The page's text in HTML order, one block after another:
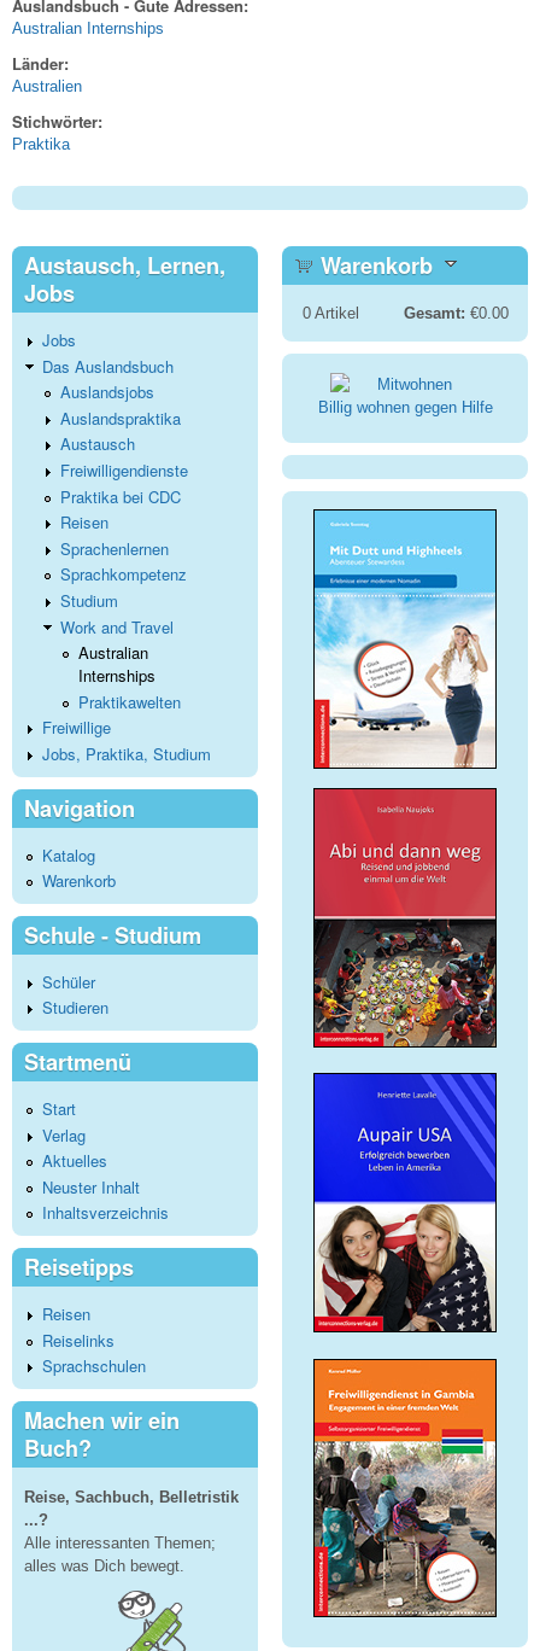
Auslandsbuch - Gute Adressen:
Australian Internships
Länder:
Australien
Stichwörter:
Praktika
Austausch, Lernen,
Jobs
Jobs
Das Auslandsbuch
Auslandsjobs
Auslandspraktika
Austausch
Freiwilligendienste
Praktika bei CDC
Reisen
Sprachenlernen
Sprachkompetenz
Studium
Work and Travel
Australian
Internships
Praktikawelten
Freiwillige
Jobs, Praktika, Studium
Navigation
Katalog
Warenkorb
Schule - Studium
Schüler
Studieren
Startmenü
Start
Verlag
Aktuelles
Neuster Inhalt
Inhaltsverzeichnis
Reisetipps
Reisen
Reiselinks
Sprachschulen
Machen wir ein
Buch?
Reise, Sachbuch, Belletristik
...?
Alle interessanten Themen;
alles was Dich bewegt.
Warenkorb
0Artikel Gesamt: €0.00
Billig wohnen gegen Hilfe